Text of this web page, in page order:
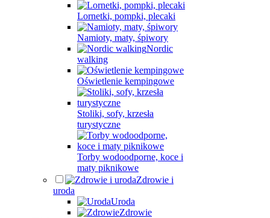
Lornetki, pompki, plecaki
Namioty, maty, śpiwory
Nordic
walking
Oświetlenie kempingowe
Stoliki, sofy, krzesła
turystyczne
Torby wodoodporne, koce i
maty piknikowe
Zdrowie i
uroda
Uroda
Zdrowie